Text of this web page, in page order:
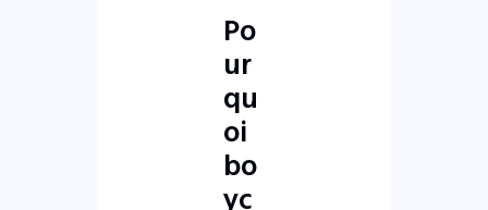
Po
ur
qu
oi
bo
yc